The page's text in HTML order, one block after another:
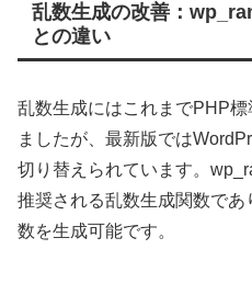
乱数生成の改善：
との違い
乱数生成にはこれまでPHP
ましたが、最新版では
切り替えられています。
推奨される乱数生成関数で
数を生成可能です。